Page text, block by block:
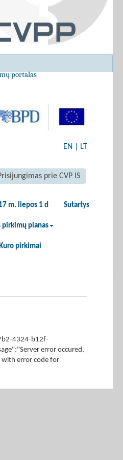
portalas
EN LT
prie CVP IS
m. liepos 1 d Sutartys
planas
pirkimai
4324-b12f-
error occured,
with error code for